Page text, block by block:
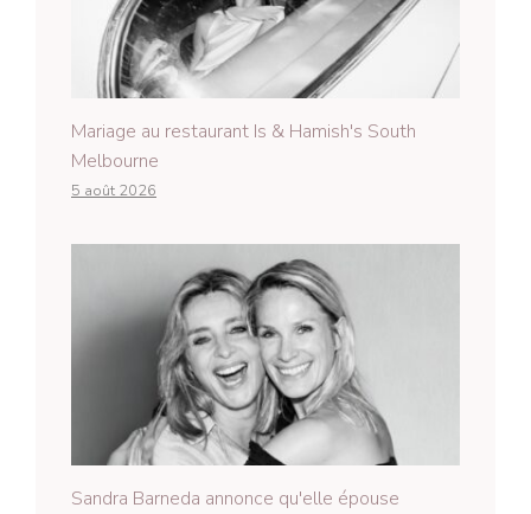
Mariage au restaurant Is & Hamish's South
Melbourne
5 août 2026
Sandra Barneda annonce qu'elle épouse